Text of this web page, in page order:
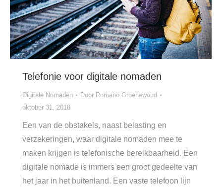
Telefonie voor digitale nomaden
Digitale Nomaden Door Romano Groenewoud
oktober 31, 2018
Een van de obstakels, naast belasting en
verzekeringen, waar digitale nomaden mee te
maken krijgen is telefonische bereikbaarheid. Een
digitale nomade is immers een groot gedeelte van
het jaar in het buitenland. Een vaste telefoon lijn